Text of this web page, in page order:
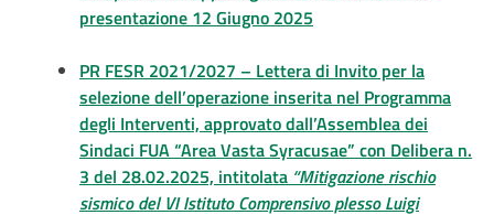
presentazione 12 Giugno 2025
PR FESR 2021/2027 – Lettera di Invito per la
selezione dell’operazione inserita nel Programma
degli Interventi, approvato dall’Assemblea dei
Sindaci FUA “Area Vasta Syracusae” con Delibera n.
3 del 28.02.2025, intitolata “Mitigazione rischio
sismico del VI Istituto Comprensivo plesso Luigi